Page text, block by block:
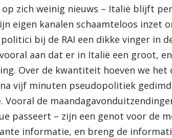
op zich weinig nieuws – Italië blijft
eigen kanalen schaamteloos inzet
bij de RAI een dikke vinger in
aan dat er in Italië een groot,
Over de kwantiteit hoeven we het
vijf minuten pseudopolitiek
de
passeert – zijn een genot voor de
informatie, en breng de